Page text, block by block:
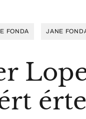
FONDA JANE